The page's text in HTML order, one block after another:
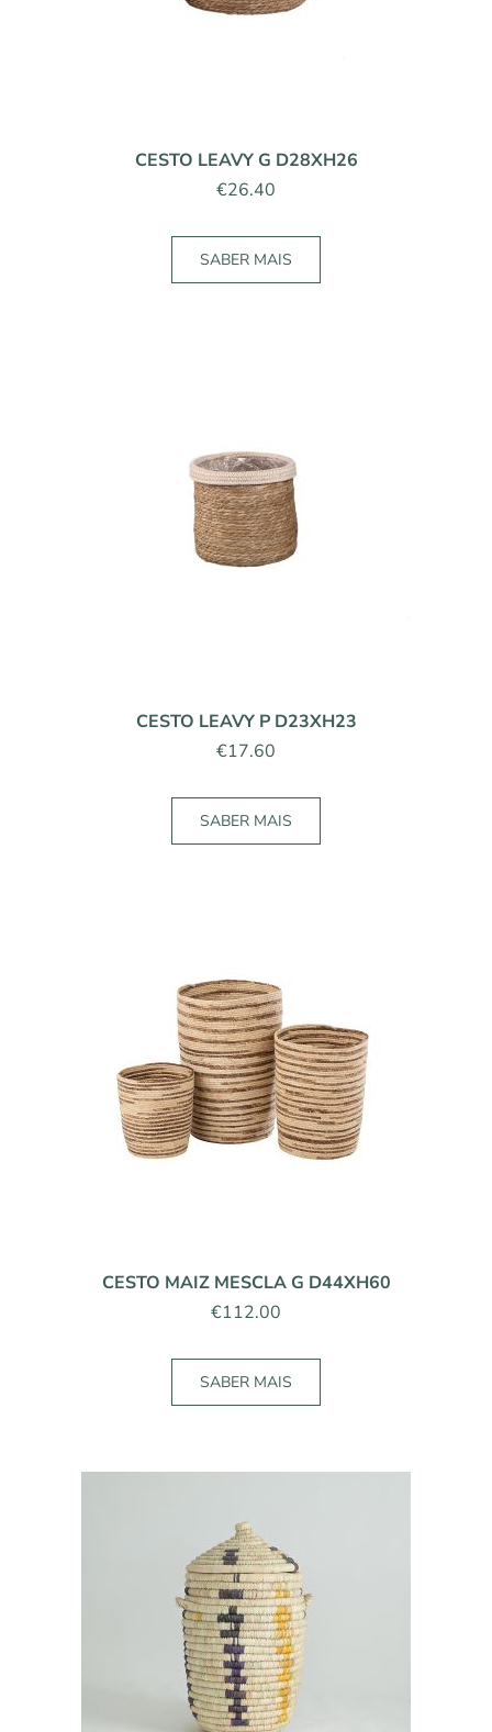
CESTO LEAVY G D28XH26
€26.40
SABER MAIS
CESTO LEAVY P D23XH23
€17.60
SABER MAIS
CESTO MAIZ MESCLA G D44XH60
€112.00
SABER MAIS